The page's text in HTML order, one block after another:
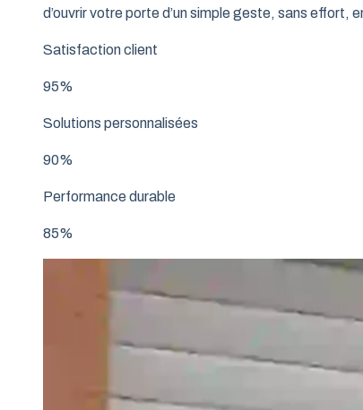
d’ouvrir votre porte d’un simple geste, sans effort,
Satisfaction client
95%
Solutions personnalisées
90%
Performance durable
85%